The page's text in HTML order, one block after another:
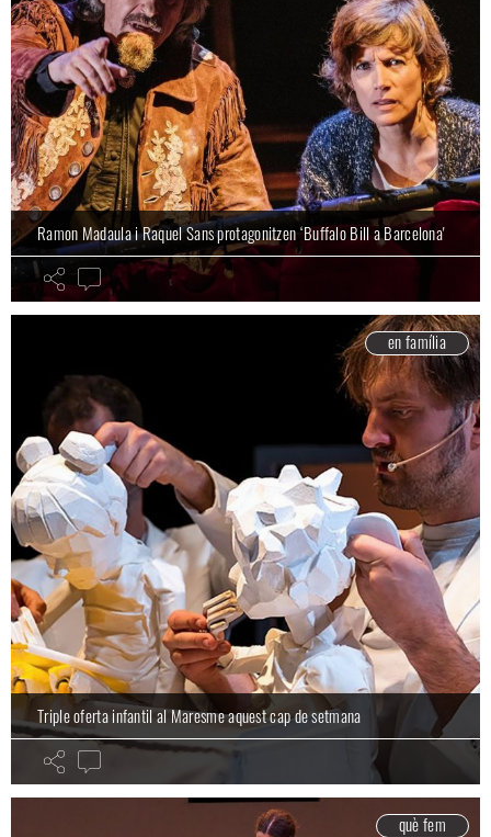
Ramon Madaula i Raquel Sans protagonitzen ‘Buffalo Bill a Barcelona'
en família
Triple oferta infantil al Maresme aquest cap de setmana
què fem